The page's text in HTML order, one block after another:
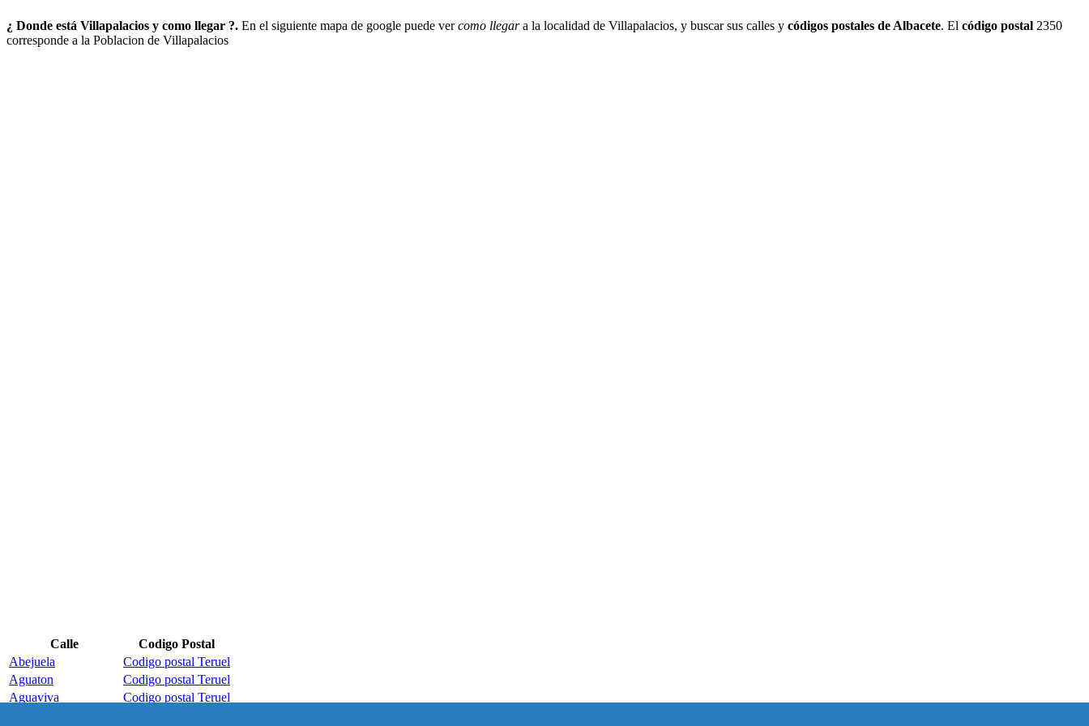
¿ Donde está Villapalacios y como llegar ?. En el siguiente mapa de google puede vercomo llegara la localidad de Villapalacios, y buscar sus calles y códigos postales de Albacete. El código postal 2350
corresponde a la Poblacion de Villapalacios
Calle
Codigo Postal
Abejuela
Codigo postal Teruel
Aguaton
Codigo postal Teruel
Aguaviva
Codigo postal Teruel